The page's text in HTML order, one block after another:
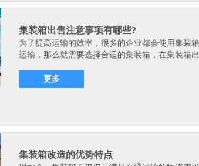
集装箱出售注意事项有哪些?
为了提高运输的效率，很多的企业都会使用集装
运输，那么就需要选择合适的集装箱，在集装箱
更多
集装箱改造的优势特点